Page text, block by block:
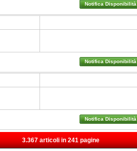
Notifica Disponibilità
Notifica Disponibilità
Notifica Disponibilità
3.367 articoli in 241 pagine